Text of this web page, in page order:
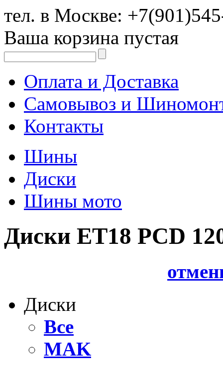
тел. в Москве:
Ваша корзина пустая
Оплата и Доставка
Самовывоз и
Контакты
Шины
Диски
Шины мото
Диски ET18 PCD
Диски
Все
MAK